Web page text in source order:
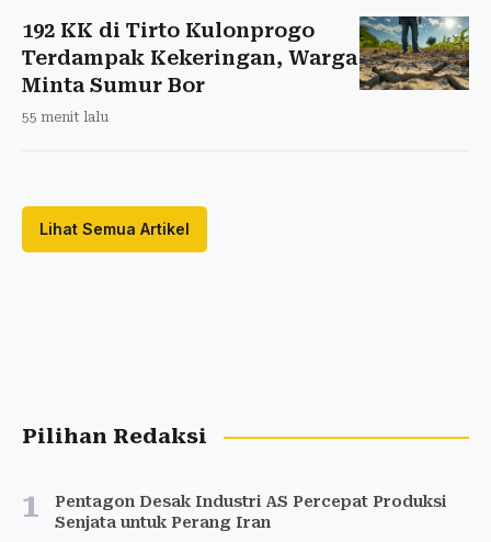
192 KK di Tirto Kulonprogo
Terdampak Kekeringan, Warga
Minta Sumur Bor
55 menit lalu
Lihat Semua Artikel
Pilihan Redaksi
1
Pentagon Desak Industri AS Percepat Produksi
Senjata untuk Perang Iran